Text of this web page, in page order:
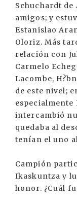
Schuchardt de
amigos; y
Estanislao
Oloriz. Más
relación con
Carmelo
Lacombe,
de este nivel;
especialmente
intercambió
quedaba al
tenían el uno
Campión
Ikaskuntza y
honor. ¿Cuál